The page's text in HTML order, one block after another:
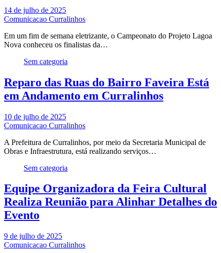
14 de julho de 2025
Comunicacao Curralinhos
Em um fim de semana eletrizante, o Campeonato do Projeto Lagoa
Nova conheceu os finalistas da…
Sem categoria
Reparo das Ruas do Bairro Faveira Está
em Andamento em Curralinhos
10 de julho de 2025
Comunicacao Curralinhos
A Prefeitura de Curralinhos, por meio da Secretaria Municipal de
Obras e Infraestrutura, está realizando serviços…
Sem categoria
Equipe Organizadora da Feira Cultural
Realiza Reunião para Alinhar Detalhes do
Evento
9 de julho de 2025
Comunicacao Curralinhos